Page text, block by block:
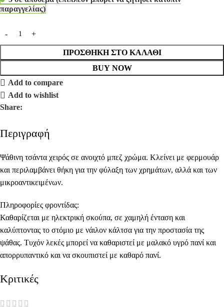
παραγγελίας)
ΠΡΟΣΘΉΚΗ ΣΤΟ ΚΑΛΆΘΙ
BUY NOW
Add to compare
Add to wishlist
Share:
Περιγραφή
Ψάθινη τσάντα χειρός σε ανοιχτό μπεζ χρώμα. Κλείνει με φερμουάρ
και περιλαμβάνει θήκη για την φύλαξη των χρημάτων, αλλά και των
μικροαντικειμένων.
Πληροφορίες φροντίδας:
Καθαρίζεται με ηλεκτρική σκούπα, σε χαμηλή ένταση και
καλύπτοντας το στόμιο με νάιλον κάλτσα για την προστασία της
ψάθας. Τυχόν λεκές μπορεί να καθαριστεί με μαλακό υγρό πανί και
απορρυπαντικό και να σκουπιστεί με καθαρό πανί.
Κριτικές